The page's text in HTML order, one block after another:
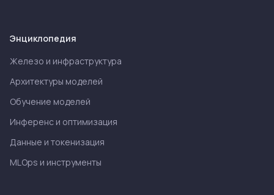
Энциклопедия
Железо и инфраструктура
Архитектуры моделей
Обучение моделей
Инференс и оптимизация
Данные и токенизация
MLOps и инструменты